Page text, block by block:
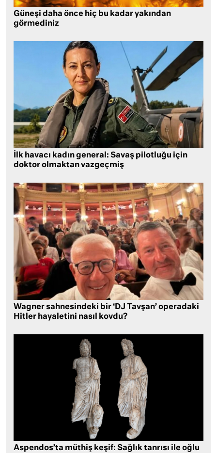
Güneşi daha önce hiç bu kadar yakından
görmediniz
İlk havacı kadın general: Savaş pilotluğu için
doktor olmaktan vazgeçmiş
Wagner sahnesindeki bir ‘DJ Tavşan’ operadaki
Hitler hayaletini nasıl kovdu?
Aspendos’ta müthiş keşif: Sağlık tanrısı ile oğlu